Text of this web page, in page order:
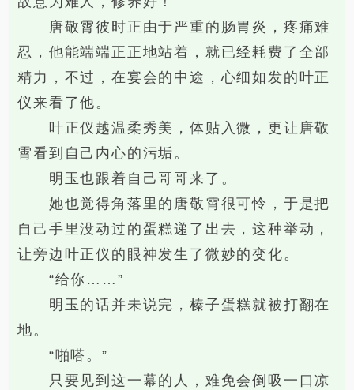
唐敬霄彼时正由于严重的肠胃炎，疼痛难
忍，他能端端正正地站着，就已经耗费了全部
精力，不过，在宴会的中途，心细如发的叶正
仪来看了他。
叶正仪越温柔秀美，体贴入微，更让唐敬
霄看到自己内心的污垢。
明玉也跟着自己哥哥来了。
她也觉得角落里的唐敬霄很可怜，于是把
自己手里没动过的蛋糕递了出去，这种举动，
让旁边叶正仪的眼神发生了微妙的变化。
“给你……”
明玉的话并未说完，榛子蛋糕就被打翻在
地。
“啪嗒。”
只要见到这一幕的人，难免会倒吸一口凉